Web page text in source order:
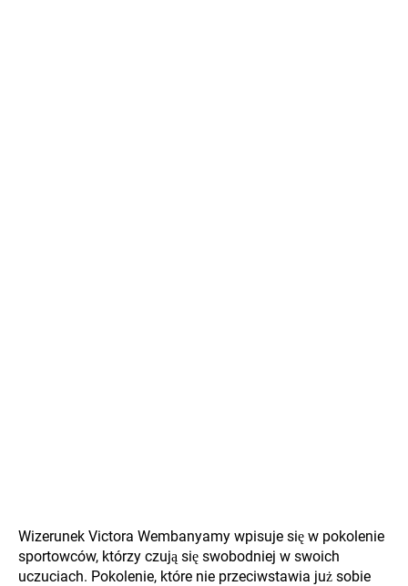
Wizerunek Victora Wembanyamy wpisuje się w pokolenie
sportowców, którzy czują się swobodniej w swoich
uczuciach. Pokolenie, które nie przeciwstawia już sobie